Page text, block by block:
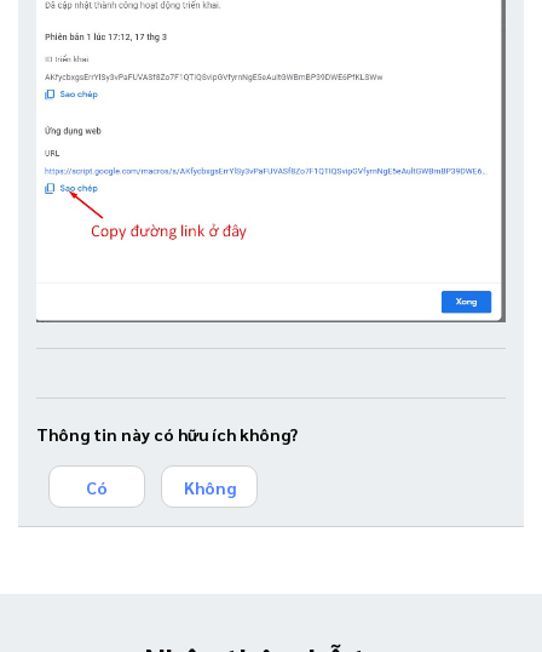
Thông tin này có hữu ích không?
Có Không